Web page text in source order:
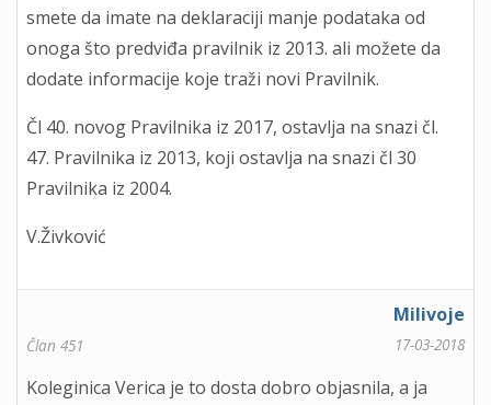
smete da imate na deklaraciji manje podataka od
onoga što predviđa pravilnik iz 2013. ali možete da
dodate informacije koje traži novi Pravilnik.
Čl 40. novog Pravilnika iz 2017, ostavlja na snazi čl.
47. Pravilnika iz 2013, koji ostavlja na snazi čl 30
Pravilnika iz 2004.
V.Živković
Milivoje
Član 451 17-03-2018
Koleginica Verica je to dosta dobro objasnila, a ja